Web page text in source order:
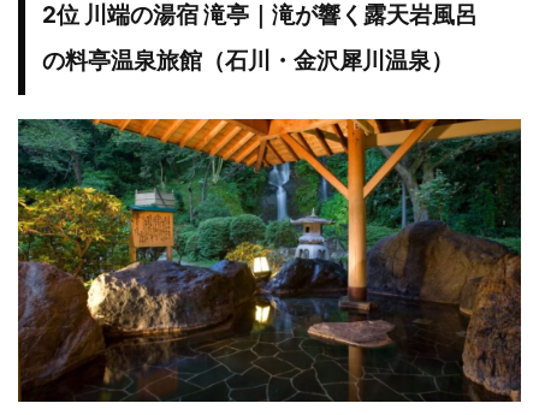
2位 川端の湯宿 滝亭｜滝が響く露天岩風呂
の料亭温泉旅館（石川・金沢犀川温泉）